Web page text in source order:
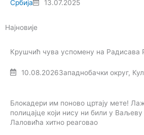
Србија 13.07.2025
Најновије
Крушчић чува успомену на Радисава
10.08.2026Западнобачки округ,
Блокадери им поново цртају мете!
полицајце који нису ни били у Ваљеву
Лаловића хитно реаговао